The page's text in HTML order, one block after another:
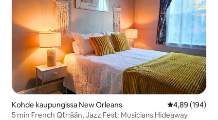
Kohde kaupungissa New Orleans
4,89 (194)
5 min French Qtr:ään, Jazz Fest: Musicians Hideaway